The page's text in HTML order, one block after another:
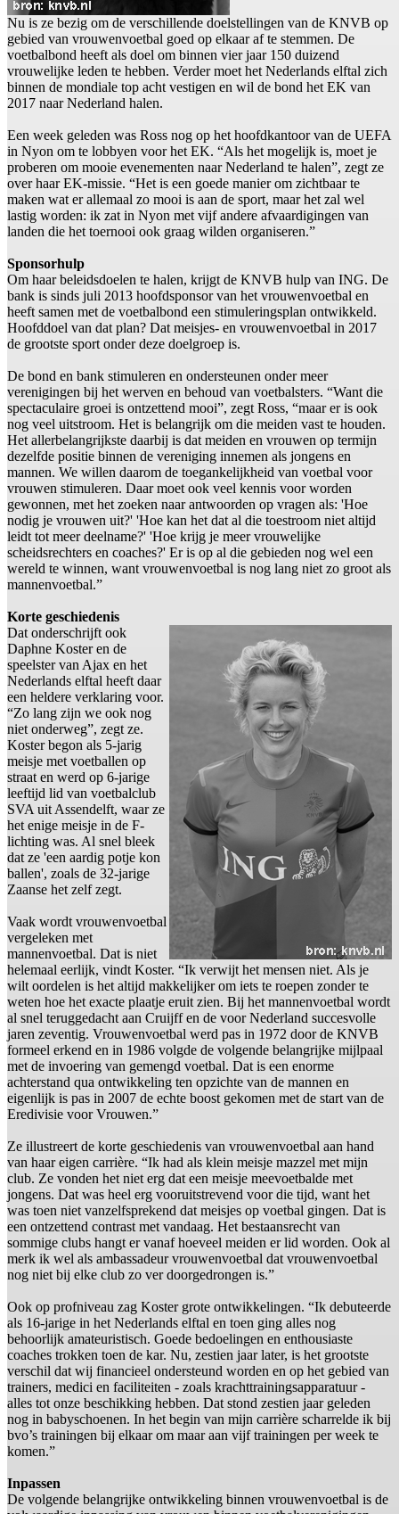
Nu is ze bezig om de verschillende doelstellingen van de KNVB op
gebied van vrouwenvoetbal goed op elkaar af te stemmen. De
voetbalbond heeft als doel om binnen vier jaar 150 duizend
vrouwelijke leden te hebben. Verder moet het Nederlands elftal zich
binnen de mondiale top acht vestigen en wil de bond het EK van
2017 naar Nederland halen.
Een week geleden was Ross nog op het hoofdkantoor van de UEFA
in Nyon om te lobbyen voor het EK. “Als het mogelijk is, moet je
proberen om mooie evenementen naar Nederland te halen”, zegt ze
over haar EK-missie. “Het is een goede manier om zichtbaar te
maken wat er allemaal zo mooi is aan de sport, maar het zal wel
lastig worden: ik zat in Nyon met vijf andere afvaardigingen van
landen die het toernooi ook graag wilden organiseren.”
Sponsorhulp
Om haar beleidsdoelen te halen, krijgt de KNVB hulp van ING. De
bank is sinds juli 2013 hoofdsponsor van het vrouwenvoetbal en
heeft samen met de voetbalbond een stimuleringsplan ontwikkeld.
Hoofddoel van dat plan? Dat meisjes- en vrouwenvoetbal in 2017
de grootste sport onder deze doelgroep is.
De bond en bank stimuleren en ondersteunen onder meer
verenigingen bij het werven en behoud van voetbalsters. “Want die
spectaculaire groei is ontzettend mooi”, zegt Ross, “maar er is ook
nog veel uitstroom. Het is belangrijk om die meiden vast te houden.
Het allerbelangrijkste daarbij is dat meiden en vrouwen op termijn
dezelfde positie binnen de vereniging innemen als jongens en
mannen. We willen daarom de toegankelijkheid van voetbal voor
vrouwen stimuleren. Daar moet ook veel kennis voor worden
gewonnen, met het zoeken naar antwoorden op vragen als: 'Hoe
nodig je vrouwen uit?' 'Hoe kan het dat al die toestroom niet altijd
leidt tot meer deelname?' 'Hoe krijg je meer vrouwelijke
scheidsrechters en coaches?' Er is op al die gebieden nog wel een
wereld te winnen, want vrouwenvoetbal is nog lang niet zo groot als
mannenvoetbal.”
Korte geschiedenis
Dat onderschrijft ook
Daphne Koster en de
speelster van Ajax en het
Nederlands elftal heeft daar
een heldere verklaring voor.
“Zo lang zijn we ook nog
niet onderweg”, zegt ze.
Koster begon als 5-jarig
meisje met voetballen op
straat en werd op 6-jarige
leeftijd lid van voetbalclub
SVA uit Assendelft, waar ze
het enige meisje in de F-
lichting was. Al snel bleek
dat ze 'een aardig potje kon
ballen', zoals de 32-jarige
Zaanse het zelf zegt.
Vaak wordt vrouwenvoetbal
vergeleken met
mannenvoetbal. Dat is niet
helemaal eerlijk, vindt Koster. “Ik verwijt het mensen niet. Als je
wilt oordelen is het altijd makkelijker om iets te roepen zonder te
weten hoe het exacte plaatje eruit zien. Bij het mannenvoetbal wordt
al snel teruggedacht aan Cruijff en de voor Nederland succesvolle
jaren zeventig. Vrouwenvoetbal werd pas in 1972 door de KNVB
formeel erkend en in 1986 volgde de volgende belangrijke mijlpaal
met de invoering van gemengd voetbal. Dat is een enorme
achterstand qua ontwikkeling ten opzichte van de mannen en
eigenlijk is pas in 2007 de echte boost gekomen met de start van de
Eredivisie voor Vrouwen.”
Ze illustreert de korte geschiedenis van vrouwenvoetbal aan hand
van haar eigen carrière. “Ik had als klein meisje mazzel met mijn
club. Ze vonden het niet erg dat een meisje meevoetbalde met
jongens. Dat was heel erg vooruitstrevend voor die tijd, want het
was toen niet vanzelfsprekend dat meisjes op voetbal gingen. Dat is
een ontzettend contrast met vandaag. Het bestaansrecht van
sommige clubs hangt er vanaf hoeveel meiden er lid worden. Ook al
merk ik wel als ambassadeur vrouwenvoetbal dat vrouwenvoetbal
nog niet bij elke club zo ver doorgedrongen is.”
Ook op profniveau zag Koster grote ontwikkelingen. “Ik debuteerde
als 16-jarige in het Nederlands elftal en toen ging alles nog
behoorlijk amateuristisch. Goede bedoelingen en enthousiaste
coaches trokken toen de kar. Nu, zestien jaar later, is het grootste
verschil dat wij financieel ondersteund worden en op het gebied van
trainers, medici en faciliteiten - zoals krachttrainingsapparatuur -
alles tot onze beschikking hebben. Dat stond zestien jaar geleden
nog in babyschoenen. In het begin van mijn carrière scharrelde ik bij
bvo’s trainingen bij elkaar om maar aan vijf trainingen per week te
komen.”
Inpassen
De volgende belangrijke ontwikkeling binnen vrouwenvoetbal is de